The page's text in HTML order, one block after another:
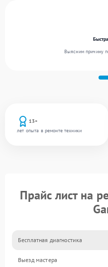
13+
лет опыта в ремонте техники
Выясним причину
Прайс лист на
Бесплатная диагностика
Выезд мастера